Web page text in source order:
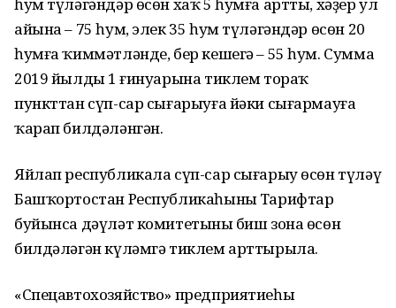
айына – 75 һум, элек 35 һум түләгәндәр өсөн 20
һумға ҡиммәтләнде, бер кешегә – 55 һум. Сумма
2019 йылдың 1 ғинуарына тиклем тораҡ
пункттан сүп-сар сығарыуға йәки сығармауға
ҡарап билдәләнгән.
Яйлап республикала сүп-сар сығарыу өсөн түләү
Башҡортостан Республикаһының Тарифтар
буйынса дәүләт комитетының биш зона өсөн
билдәләгән күләмгә тиклем арттырыла.
«Спецавтохозяйство» предприятиеһы